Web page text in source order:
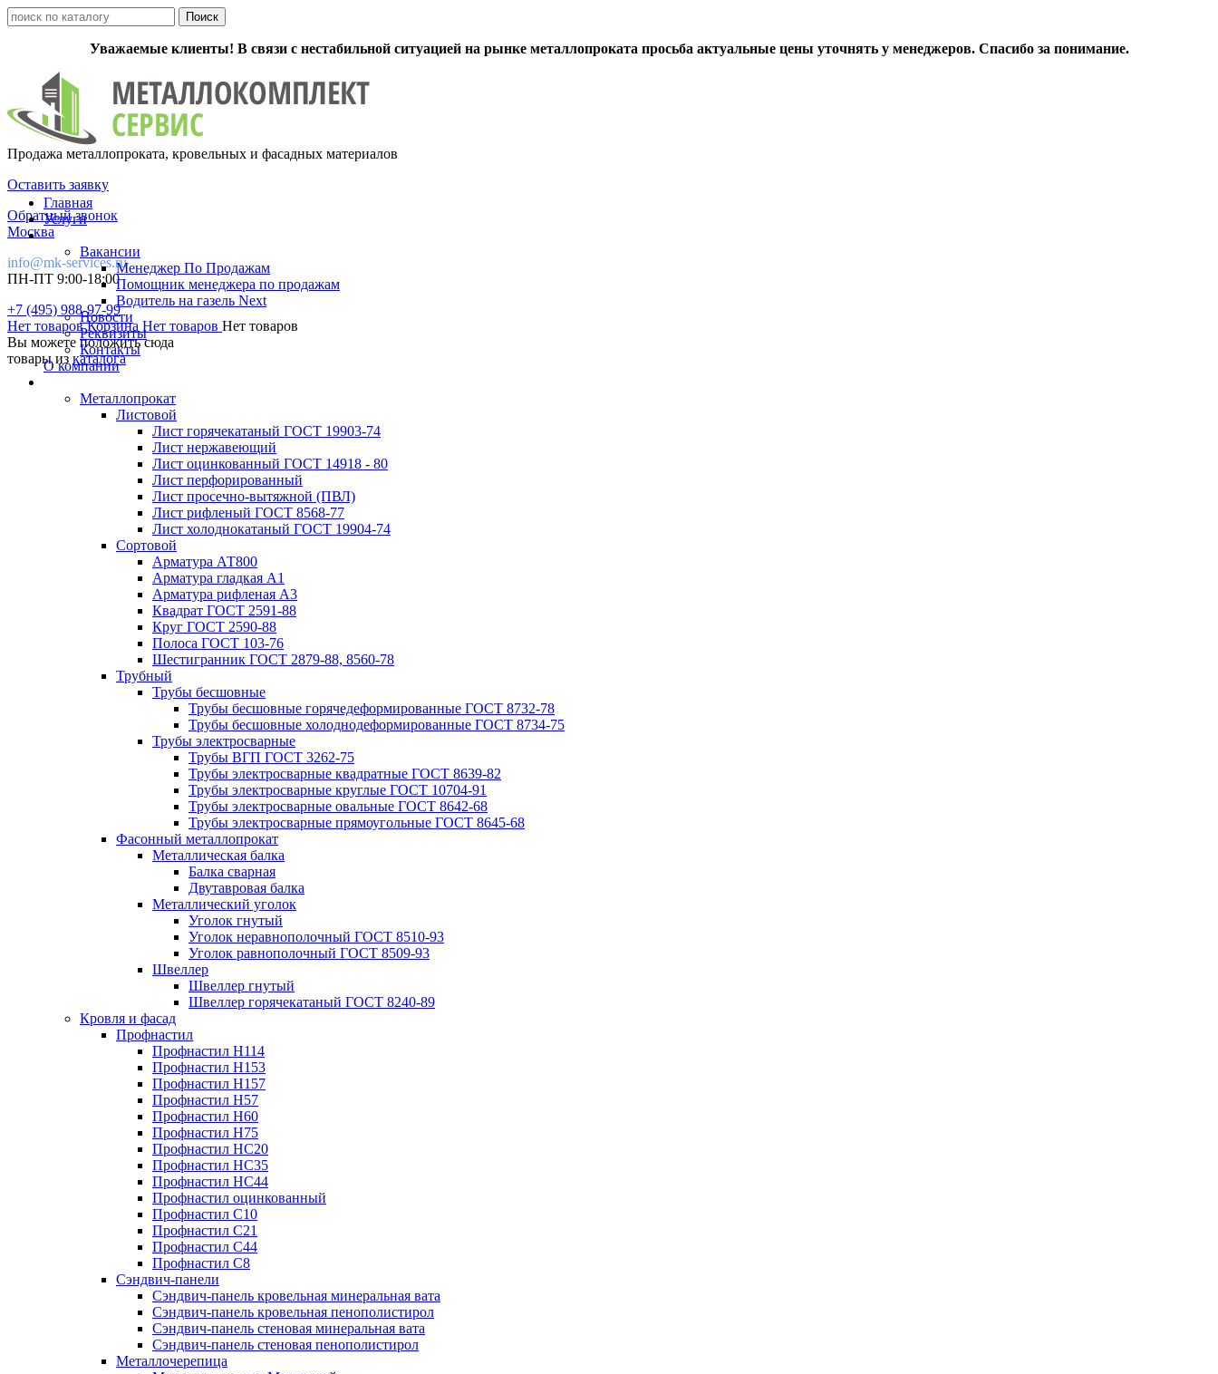
Уважаемые клиенты! В связи с нестабильной ситуацией на рынке металлопроката просьба актуальные цены уточнять у менеджеров. Спасибо за понимание.
Продажа металлопроката, кровельных и фасадных материалов
Оставить заявку
Обратный звонок
Москва
info@mk-services.ru
ПН-ПТ 9:00-18:00
+7 (495) 988-97-99
Нет товаровКорзина Нет товаров Нет товаров
Вы можете положить сюда
товары из каталога
Главная
Услуги
Вакансии
Менеджер По Продажам
Помощник менеджера по продажам
Водитель на газель Next
Новости
Реквизиты
Контакты
О компании
Металлопрокат
Листовой
Лист горячекатаный ГОСТ 19903-74
Лист нержавеющий
Лист оцинкованный ГОСТ 14918 - 80
Лист перфорированный
Лист просечно-вытяжной (ПВЛ)
Лист рифленый ГОСТ 8568-77
Лист холоднокатаный ГОСТ 19904-74
Сортовой
Арматура АТ800
Арматура гладкая А1
Арматура рифленая А3
Квадрат ГОСТ 2591-88
Круг ГОСТ 2590-88
Полоса ГОСТ 103-76
Шестигранник ГОСТ 2879-88, 8560-78
Трубный
Трубы бесшовные
Трубы бесшовные горячедеформированные ГОСТ 8732-78
Трубы бесшовные холоднодеформированные ГОСТ 8734-75
Трубы электросварные
Трубы ВГП ГОСТ 3262-75
Трубы электросварные квадратные ГОСТ 8639-82
Трубы электросварные круглые ГОСТ 10704-91
Трубы электросварные овальные ГОСТ 8642-68
Трубы электросварные прямоугольные ГОСТ 8645-68
Фасонный металлопрокат
Металлическая балка
Балка сварная
Двутавровая балка
Металлический уголок
Уголок гнутый
Уголок неравнополочный ГОСТ 8510-93
Уголок равнополочный ГОСТ 8509-93
Швеллер
Швеллер гнутый
Швеллер горячекатаный ГОСТ 8240-89
Кровля и фасад
Профнастил
Профнастил Н114
Профнастил Н153
Профнастил Н157
Профнастил Н57
Профнастил Н60
Профнастил Н75
Профнастил НС20
Профнастил НС35
Профнастил НС44
Профнастил оцинкованный
Профнастил С10
Профнастил С21
Профнастил С44
Профнастил С8
Сэндвич-панели
Сэндвич-панель кровельная минеральная вата
Сэндвич-панель кровельная пенополистирол
Сэндвич-панель стеновая минеральная вата
Сэндвич-панель стеновая пенополистирол
Металлочерепица